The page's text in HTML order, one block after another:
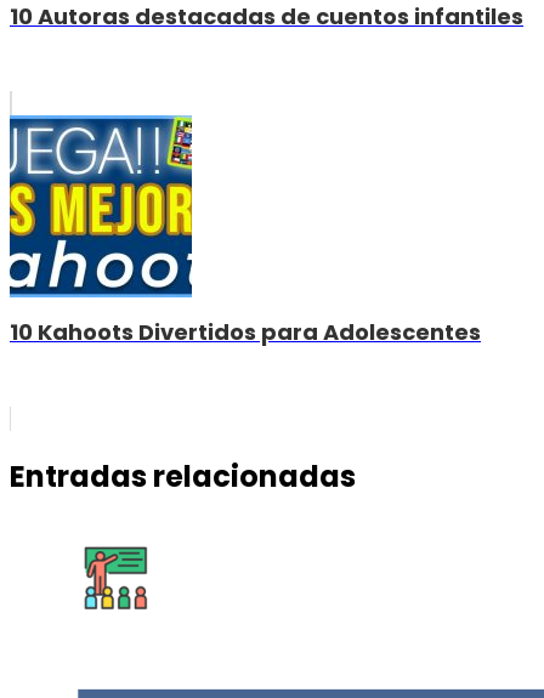
10 Autoras destacadas de cuentos infantiles
10 Kahoots Divertidos para Adolescentes
Entradas relacionadas